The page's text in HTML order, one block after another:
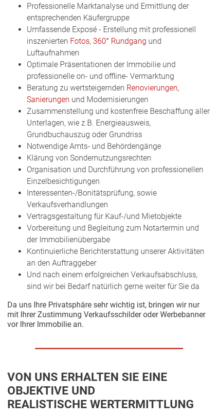
Professionelle Marktanalyse und Ermittlung der
entsprechenden Käufergruppe
Umfassende Exposé - Erstellung mit professionell
inszenierten Fotos, 360° Rundgang und
Luftaufnahmen
Optimale Präsentationen der Immobilie und
professionelle on- und offline- Vermarktung
Beratung zu wertsteigernden Renovierungen,
Sanierungen und Modernisierungen
Zusammenstellung und kostenfreie Beschaffung aller
Unterlagen, wie z.B. Energieausweis,
Grundbuchauszug oder Grundriss
Notwendige Amts- und Behördengänge
Klärung von Sondernutzungsrechten
Organisation und Durchführung von professionellen
Einzelbesichtigungen
Interessenten-/Bonitätsprüfung, sowie
Verkaufsverhandlungen
Vertragsgestaltung für Kauf-/und Mietobjekte
Vorbereitung und Begleitung zum Notartermin und
der Immobilienübergabe
Kontinuierliche Berichterstattung unserer Aktivitäten
an den Auftraggeber
Und nach einem erfolgreichen Verkaufsabschluss,
sind wir bei Bedarf natürlich gerne weiter für Sie da
Da uns Ihre Privatsphäre sehr wichtig ist, bringen wir nur
mit Ihrer Zustimmung Verkaufsschilder oder Werbebanner
vor Ihrer Immobilie an.
VON UNS ERHALTEN SIE EINE
OBJEKTIVE UND
REALISTISCHE WERTERMITTLUNG